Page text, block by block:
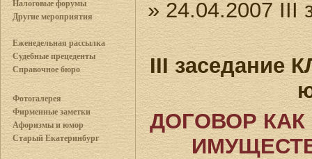
Налоговые форумы
Другие мероприятия
Еженедельная рассылка
Судебные прецеденты
Справочное бюро
Фотогалерея
Фирменные заметки
Афоризмы и юмор
Старый Екатеринбург
» 24.04.2007 III
III заседание
ДОГОВОР